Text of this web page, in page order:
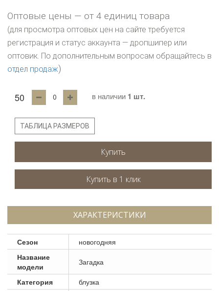
Оптовые цены — от 4 единиц товара
(для просмотра оптовых цен на сайте требуется
регистрация и статус аккаунта — дропшипер или
оптовик. По дополнительным вопросам обращайтесь в
отдел продаж)
50 в наличии 1 шт.
ТАБЛИЦА РАЗМЕРОВ
Купить
ХАРАКТЕРИСТИКИ
Сезон
новогодняя
Название
модели
Загадка
Категория
блузка